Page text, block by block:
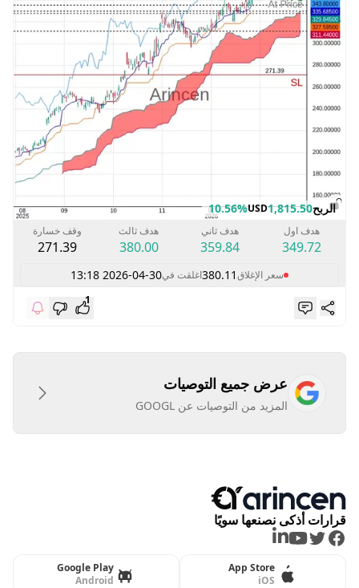
الربح1,815.50
USD
10.56%
هدف اول
349.72
هدف ثاني
359.84
هدف ثالث
380.00
وقف خسارة
271.39
سعر الإغلاق380.11اغلقت في2026-04-30 13:18
1
عرض جميع التوصيات
المزيد من التوصيات عن GOOGL
قرارات أذكى نصنعها سويًا
Facebook
Twitter
Youtube
LinkedIn
App Store
iOS
Google Play
Android